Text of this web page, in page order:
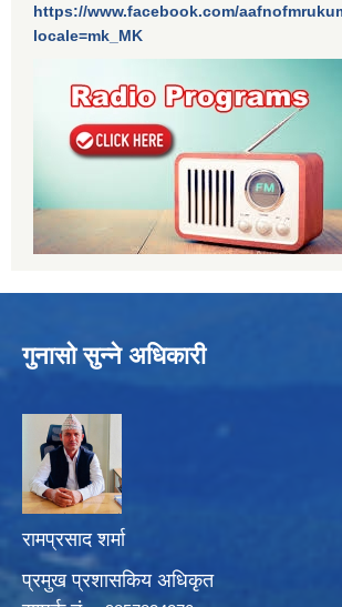
https://www.facebook.com/
locale=mk_MK
गुनासो सुन्ने अधिकारी
रामप्रसाद शर्मा
प्रमुख प्रशासकिय अधिकृत